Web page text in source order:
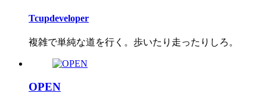
Tcupdeveloper
複雑で単純な道を行く。歩いたり走ったりしろ。
OPEN